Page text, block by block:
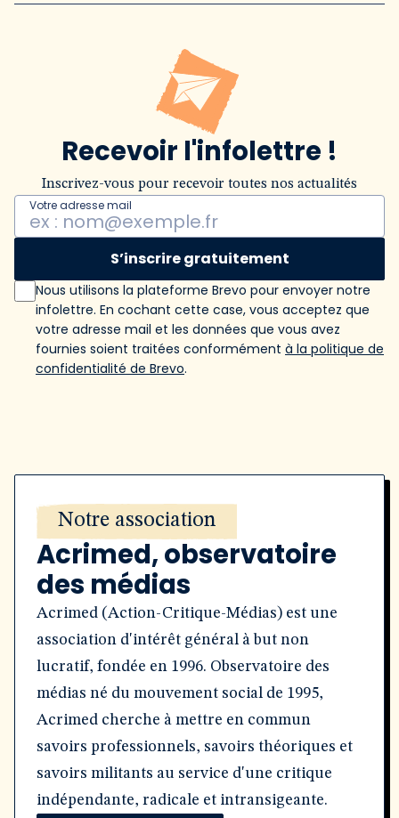
Recevoir l'infolettre !
Inscrivez-vous pour recevoir toutes nos actualités
Votre adresse mail
S’inscrire gratuitement
Nous utilisons la plateforme Brevo pour envoyer notre
infolettre. En cochant cette case, vous acceptez que
votre adresse mail et les données que vous avez
fournies soient traitées conformément à la politique de
confidentialité de Brevo.
Notre association
Acrimed, observatoire
des médias
Acrimed (Action-Critique-Médias) est une
association d'intérêt général à but non
lucratif, fondée en 1996. Observatoire des
médias né du mouvement social de 1995,
Acrimed cherche à mettre en commun
savoirs professionnels, savoirs théoriques et
savoirs militants au service d'une critique
indépendante, radicale et intransigeante.